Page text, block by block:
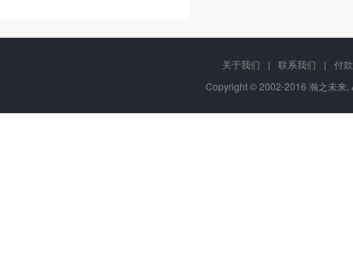
关于我们 | 联系我们 |
付
Copyright © 2002-2016 瀚之未